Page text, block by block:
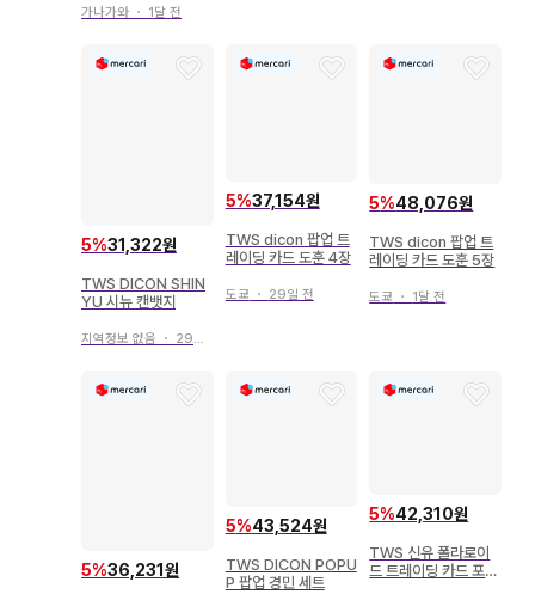
가나가와 ・ 1달 전
5%31,322원
TWS DICON SHIN
YU 시뉴 캔뱃지
지역정보 없음 ・ 29일 전
5%37,154원
TWS dicon 팝업 트
레이딩 카드 도훈 4장
도쿄 ・ 29일 전
5%48,076원
TWS dicon 팝업 트
레이딩 카드 도훈 5장
도쿄 ・ 1달 전
5%36,231원
5%43,524원
TWS DICON POPU
P 팝업 경민 세트
5%42,310원
TWS 신유 폴라로이
드 트레이딩 카드 포토